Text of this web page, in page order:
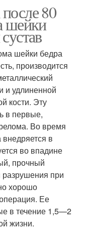
80
шейки
шейки бедра
производится
и удлиненной
кости. Эту
в первые,
Во время
в
во впадине
прочный
разрушения при
хорошо
Ее
в течение 1,5—2
жизни.